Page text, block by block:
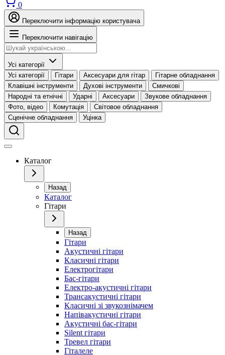
0
Переключити інформацію користувача
Переключити навігацію
Усі категорії
Усі категорії
Гітари Аксесуари для гітар
Гітарне обладнання
Клавішні інструменти
Духові інструменти
Смичкові
Народні та етнічні
Ударні Аксесуари
Звукове обладнання
Фото, відео
Комутація
Світовое обладнання
Сценічне обладнання
Уцінка
Каталог
Назад
Каталог
Гітари
Назад
Гітари
Акустичні гітари
Класичні гітари
Електрогітари
Бас-гітари
Електро-акустичні гітари
Трансакустичні гітари
Класичні зі звукознімачем
Напівакустичні гітари
Акустичні бас-гітари
Silent гітари
Тревел гітари
Гіталеле